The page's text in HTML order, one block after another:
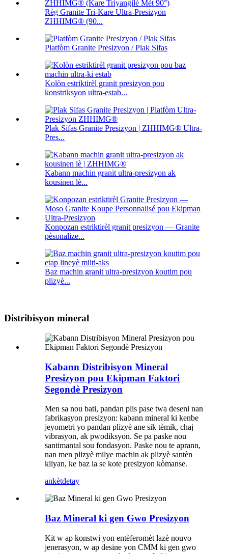
Règ Granite Tri-Kare Ultra-Presizyon
ZHHIMG® (90...
Platfòm Granite Presizyon / Plak Sifas
Kolòn estriktirèl granit presizyon pou
konstriksyon ultra-estab...
Plak Sifas Granite Presizyon | ZHHIMG® Ultra-
Pres...
Kabann machin granit ultra-presizyon ak
kousinen lè...
Konpozan estriktirèl granit presizyon — Granite
pèsonalize...
Baz machin granit ultra-presizyon koutim pou
plizyè...
Distribisyon mineral
Kabann Distribisyon Mineral
Presizyon pou Ekipman Faktori
Segondè Presizyon
Men sa nou bati, pandan plis pase twa deseni nan
fabrikasyon presizyon: kabann mineral ki kenbe
jeyometri yo pandan plizyè ane sik tèmik, chaj
vibrasyon, ak pwodiksyon. Se pa paske nou
santimantal sou fondasyon. Paske nou te aprann,
nan men plizyè milye machin ak plizyè santèn
kliyan, ke baz la se kote presizyon kòmanse.
ankètdetay
Baz Mineral ki gen Gwo Presizyon
Kit w ap konstwi yon entèferomèt lazè nouvo
jenerasyon, w ap desine yon CMM ki gen gwo